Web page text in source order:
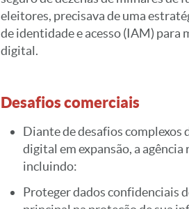
eleitores, precisava de uma
de identidade e acesso (IAM)
digital.
Desafios comerciais
Diante de desafios complexos
digital em expansão, a agência
incluindo:
Proteger dados confidenciais